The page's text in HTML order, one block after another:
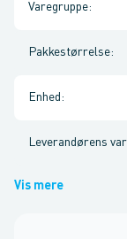
Varegruppe:
Pakkestørrelse:
Enhed :
Leverandørens
Vis mere